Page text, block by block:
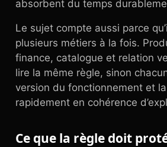
absorbent du temps
Le sujet compte aussi parce
plusieurs métiers à la fois.
finance, catalogue et relation
lire la même règle, sinon
version du fonctionnement et
rapidement en cohérence
Ce que la règle doit